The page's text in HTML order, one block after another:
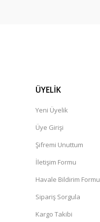
ÜYELİK
Yeni Üyelik
Üye Girişi
Şifremi Unuttum
İletişim Formu
Havale Bildirim Formu
Sipariş Sorgula
Kargo Takibi